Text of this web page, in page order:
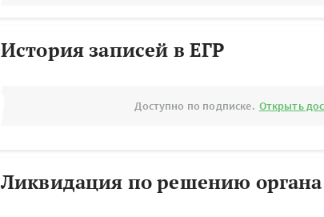
История записей в ЕГР
Доступно по подписке. Открыть
Ликвидация по решению органа